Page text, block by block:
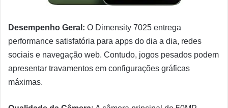
Desempenho Geral: O Dimensity 7025 entrega
performance satisfatória para apps do dia a dia, redes
sociais e navegação web. Contudo, jogos pesados podem
apresentar travamentos em configurações gráficas
máximas.